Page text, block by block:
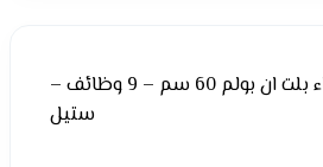
فرن كهرباء بلت ان بولم 60 سم – 9 وظائف –
ستيل